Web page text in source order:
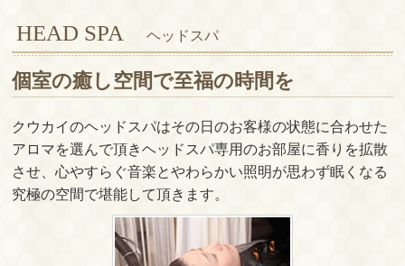
HEAD SPAヘッドスパ
個室の癒し空間で至福の時間を
クウカイのヘッドスパはその日のお客様の状態に合わせた
アロマを選んで頂きヘッドスパ専用のお部屋に香りを拡散
させ、心やすらぐ音楽とやわらかい照明が思わず眠くなる
究極の空間で堪能して頂きます。